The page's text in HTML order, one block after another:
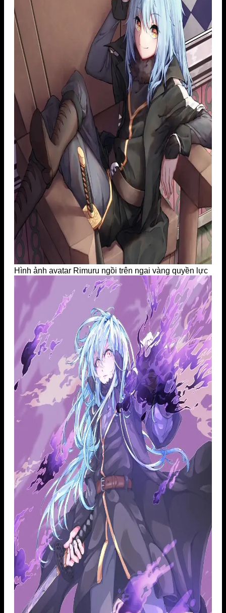
Hình ảnh avatar Rimuru ngồi trên ngai vàng quyền lực